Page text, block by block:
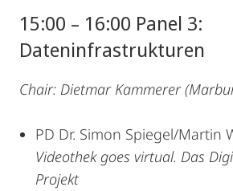
15:00 – 16:00 Panel 3:
Dateninfrastrukturen
Chair: Dietmar Kammerer
PD Dr. Simon Spiegel/Martin
Videothek goes virtual. Das
Projekt